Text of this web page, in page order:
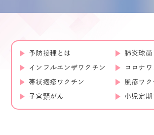
予防接種とは 肺炎球菌
インフルエンザワクチン コロナワ
帯状疱疹ワクチン 風疹ワク
子宮頸がん 小児定期